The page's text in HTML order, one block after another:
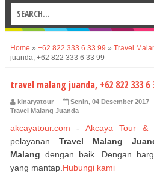
Home » +62 822 333 6 33 99 » Travel
juanda, +62 822 333 6 33 99
travel malang juanda, +62 822 333 6
kinaryatour Senin, 04 Desember 2017
Travel Malang Juanda
akcayatour.com -Akcaya Tour &
pelayanan Travel Malang
Malang dengan baik. Dengan
yang mantap. Hubungi kami